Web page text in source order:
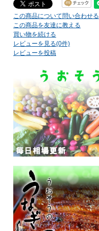
この商品について問い合わせる
この商品を友達に教える
買い物を続ける
レビューを見る(0件)
レビューを投稿